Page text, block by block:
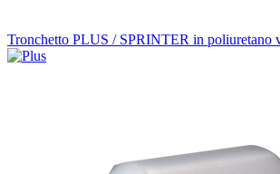
Tronchetto PLUS / SPRINTER in poliuretano